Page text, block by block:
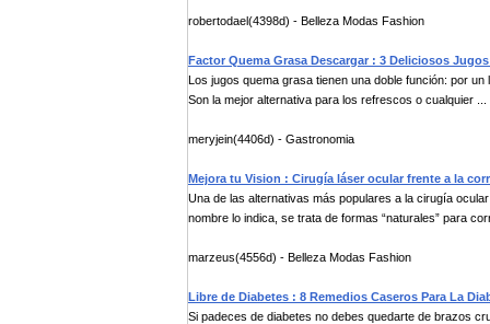
robertodael(4398d) - Belleza Modas Fashion
Factor Quema Grasa Descargar : 3 Deliciosos
Los jugos quema grasa tienen una doble función: por
Son la mejor alternativa para los refrescos o cualquier ...
meryjein(4406d) - Gastronomia
Mejora tu Vision : Cirugía láser ocular frente a la
Una de las alternativas más populares a la cirugía
nombre lo indica, se trata de formas “naturales” para
marzeus(4556d) - Belleza Modas Fashion
Libre de Diabetes : 8 Remedios Caseros Para La
Si padeces de diabetes no debes quedarte de brazos